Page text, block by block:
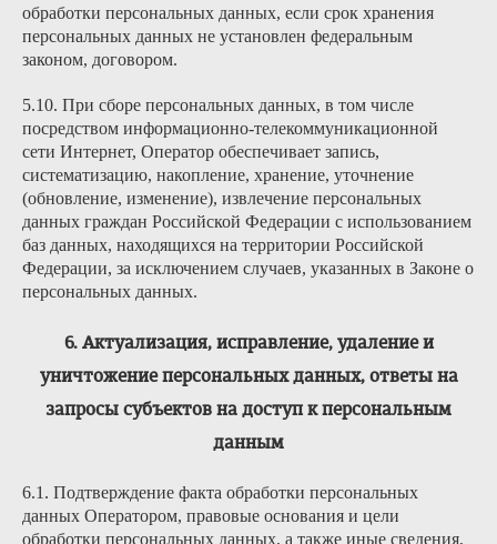
обработки персональных данных, если срок хранения
персональных данных не установлен федеральным
законом, договором.
5.10. При сборе персональных данных, в том числе
посредством информационно-телекоммуникационной
сети Интернет, Оператор обеспечивает запись,
систематизацию, накопление, хранение, уточнение
(обновление, изменение), извлечение персональных
данных граждан Российской Федерации с использованием
баз данных, находящихся на территории Российской
Федерации, за исключением случаев, указанных в Законе о
персональных данных.
6. Актуализация, исправление, удаление и
уничтожение персональных данных, ответы на
запросы субъектов на доступ к персональным
данным
6.1. Подтверждение факта обработки персональных
данных Оператором, правовые основания и цели
обработки персональных данных, а также иные сведения,